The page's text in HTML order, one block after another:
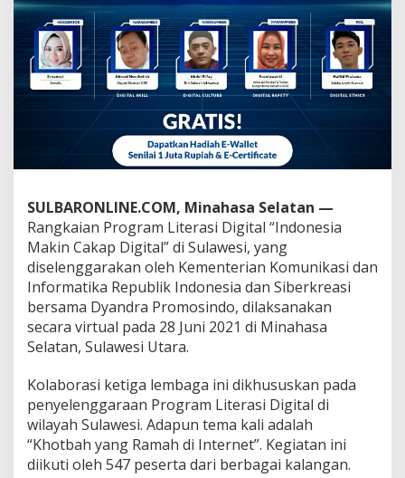
D
a
k
w
a
h
d
i
M
e
d
a
S
o
i
a
l
SULBARONLINE.COM, Minahasa Selatan —
Rangkaian Program Literasi Digital “Indonesia
Makin Cakap Digital” di Sulawesi, yang
diselenggarakan oleh Kementerian Komunikasi dan
Informatika Republik Indonesia dan Siberkreasi
bersama Dyandra Promosindo, dilaksanakan
secara virtual pada 28 Juni 2021 di Minahasa
Selatan, Sulawesi Utara.
Kolaborasi ketiga lembaga ini dikhususkan pada
penyelenggaraan Program Literasi Digital di
wilayah Sulawesi. Adapun tema kali adalah
“Khotbah yang Ramah di Internet”. Kegiatan ini
diikuti oleh 547 peserta dari berbagai kalangan.